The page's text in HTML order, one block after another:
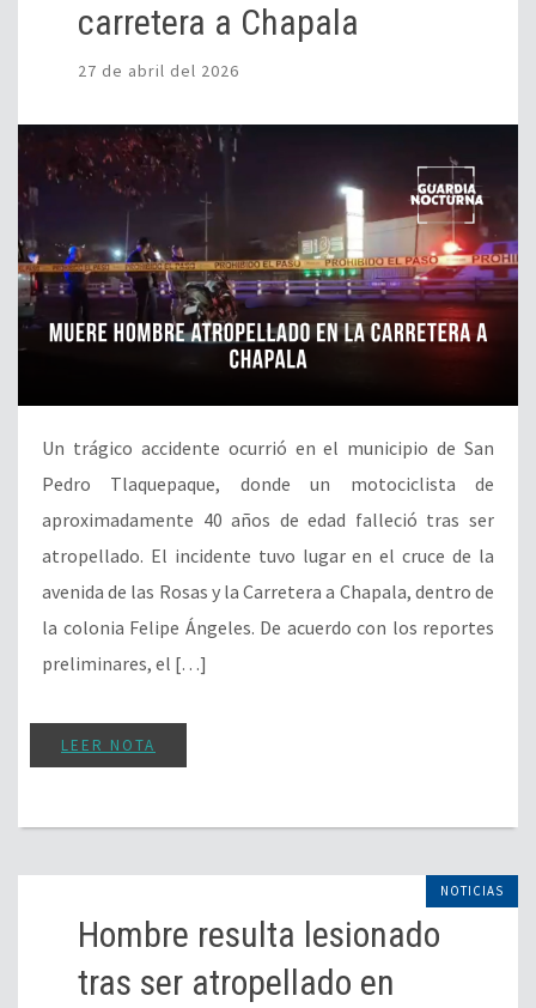
carretera a Chapala
27 de abril del 2026
Un trágico accidente ocurrió en el municipio de San
Pedro Tlaquepaque, donde un motociclista de
aproximadamente 40 años de edad falleció tras ser
atropellado. El incidente tuvo lugar en el cruce de la
avenida de las Rosas y la Carretera a Chapala, dentro de
la colonia Felipe Ángeles. De acuerdo con los reportes
preliminares, el […]
LEER NOTA
NOTICIAS
Hombre resulta lesionado
tras ser atropellado en